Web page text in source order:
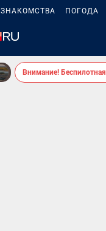
ЗНАКОМСТВА ПОГОДА
Внимание!